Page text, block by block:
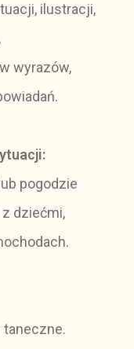
ilustracji,
wyrazów,
pogodzie
dziećmi,